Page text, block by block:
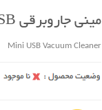
مینی جاروبرقی USB
Mini USB Vacuum Cleaner